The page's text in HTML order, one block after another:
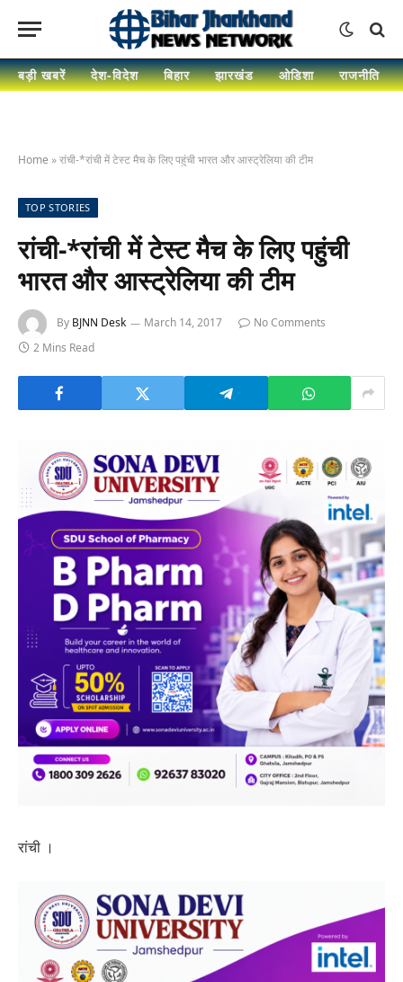
बड़ी खबरें देश-विदेश बिहार झारखंड ओडिशा राजनीति
Home »रांची-*रांची में टेस्ट मैच के लिए पहुंची भारत और आस्ट्रेलिया की टीम
TOP STORIES
रांची-*रांची में टेस्ट मैच के लिए पहुंची
भारत और आस्ट्रेलिया की टीम
By BJNN Desk March 14, 2017
No Comments
2 Mins Read
रांची ।